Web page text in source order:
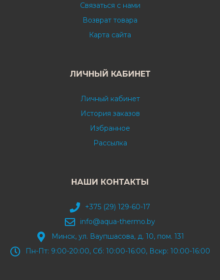
Связаться с нами
Возврат товара
Карта сайта
ЛИЧНЫЙ КАБИНЕТ
Личный кабинет
История заказов
Избранное
Рассылка
НАШИ КОНТАКТЫ
+375 (29) 129-60-17
info@aqua-thermo.by
Минск, ул. Ваупшасова, д. 10, пом. 131
Пн-Пт: 9:00-20:00, Сб: 10:00-16:00, Вскр: 10:00-16:00